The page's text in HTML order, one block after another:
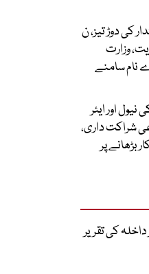
کی دوڑ تیز، ن
وزارت
سامنے
اور ایئر
شراکت داری،
بڑھانے پر
داخلہ کی تقریر